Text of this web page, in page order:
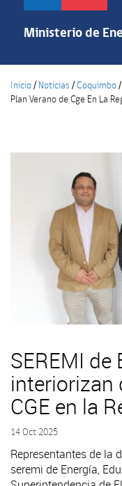
Pasar
contenido
Ministerio de
Inicio/ Noticias /Coquimbo/
Plan Verano de Cge En La
SEREMI de
interiorizan
CGE en la
14 Oct 2025
Representantes de la
seremi de Energía,